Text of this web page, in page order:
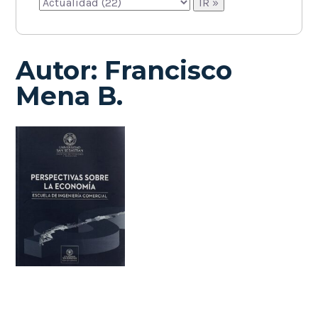
Autor: Francisco
Mena B.